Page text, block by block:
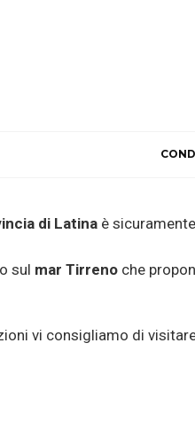
di Latina è
sul mar Tirreno che
vi consigliamo di